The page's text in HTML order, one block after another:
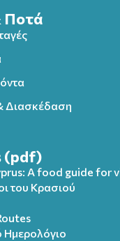
Ποτά
Διασκέδαση
(pdf)
A food guide for
του Κρασιού
Ημερολόγιο